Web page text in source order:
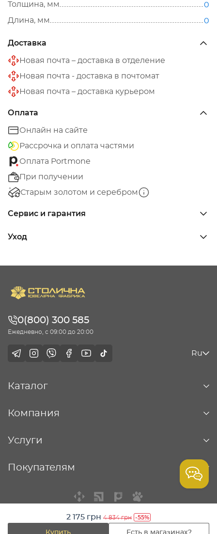
2 175 грн 4 834 грн -55%
Купить Есть в магазинах?
Толщина, мм
0
Длина, мм
0
Доставка
Новая почта – доставка в отделение
Новая почта - доставка в почтомат
Новая почта – доставка курьером
Оплата
Онлайн на сайте
Рассрочка и оплата частями
Оплата Portmone
При получении
Старым золотом и серебром
Сервис и гарантия
Уход
0(800) 300 585
Ежедневно, с 09:00 до 20:00
Ru
Каталог
Компания
Услуги
Покупателям